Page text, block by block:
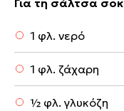
Για τη σάλτσα
1 φλ. νερό
1 φλ. ζάχαρη
½ φλ. γλυκόζη